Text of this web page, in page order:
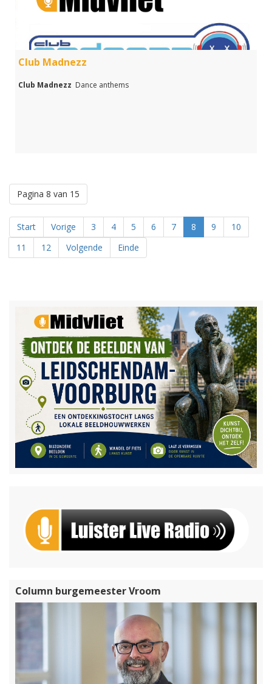
Club Madnezz
Club Madnezz Dance anthems
Pagina 8 van 15
Start Vorige 3 4 5 6 7 8 9
10
11
12 Volgende Einde
Column burgemeester Vroom